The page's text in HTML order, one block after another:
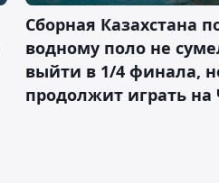
Сборная Казахстана
водному поло не
выйти в 1/4 финала,
продолжит играть